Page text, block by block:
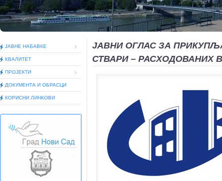
ЈАВНИ ОГЛАС ЗА
СТВАРИ –
ЈАВНЕ НАБАВКЕ
КВАЛИТЕТ
ПРОЈЕКТИ
ДОКУМEНТА И ОБРАСЦИ
КОРИСНИ ЛИНКОВИ